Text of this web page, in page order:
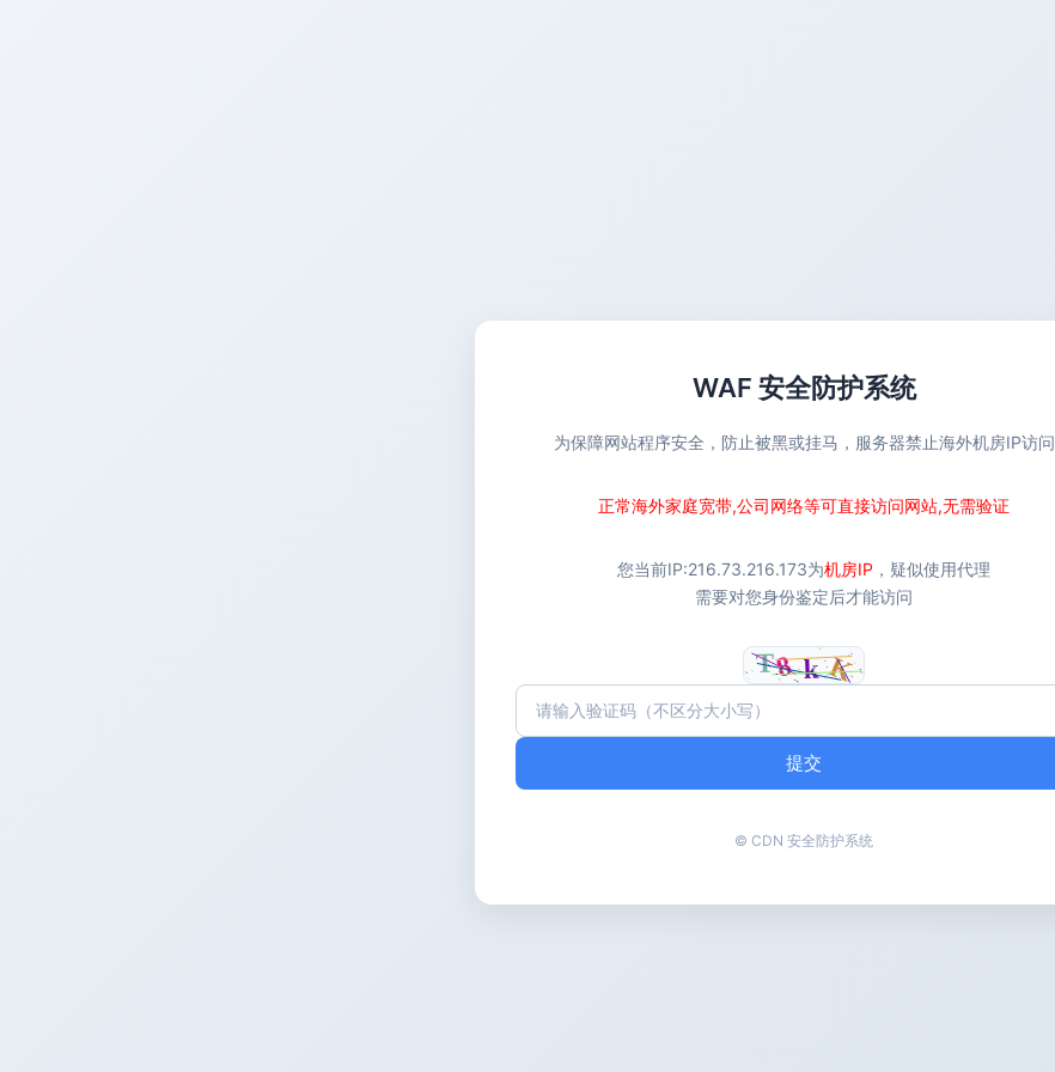
WAF 安全防护系统
为保障网站程序安全，防止被黑或挂马，服务器禁止海外机房IP访问
正常海外家庭宽带,公司网络等可直接访问网站,无需验证
您当前IP:216.73.216.173为机房IP ，疑似使用代理
需要对您身份鉴定后才能访问
提交
© CDN 安全防护系统